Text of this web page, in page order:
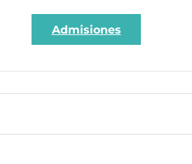
Admisiones